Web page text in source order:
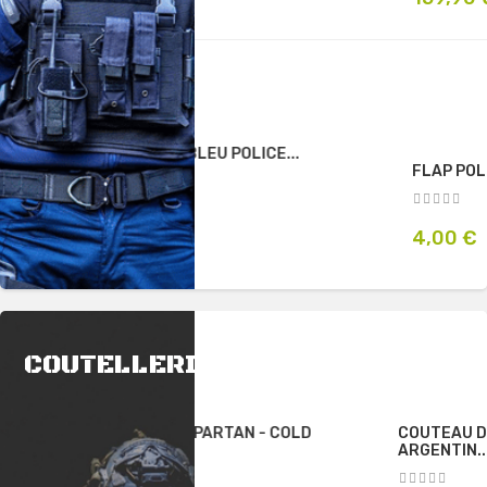
POLICE...
FLAP POLICE MUNICIPALE...
COUTELLERIE
COUTEAU DE GAUCHO